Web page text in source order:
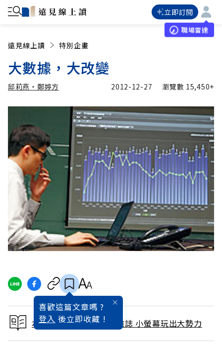
立即訂閱
職場雷達
遠見線上讀 特別企畫
大數據，大改變
邱莉燕‧鄭婷方
邱莉燕‧鄭婷方 加入追蹤
2012-12-27 瀏覽數 15,450+
喜歡這篇文章嗎 ?
登入 後立即收藏 !
本文出自 2013 / 1月號雜誌 小螢幕玩出大勢力